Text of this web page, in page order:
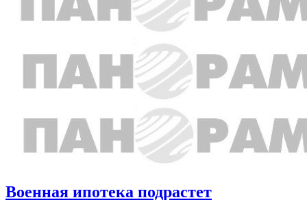
Военная ипотека подрастет